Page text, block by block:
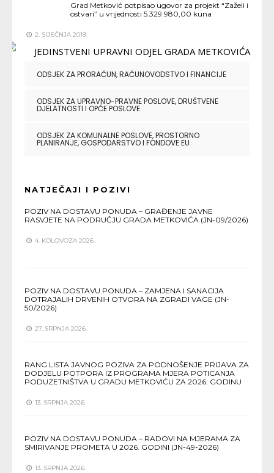
Grad Metković potpisao ugovor za projekt “Zaželi i
ostvari” u vrijednosti 5.329.980,00 kuna
2. SIJEČNJA 2019.
ODSJEK ZA PRORAČUN, RAČUNOVODSTVO I FINANCIJE
ODSJEK ZA UPRAVNO-PRAVNE POSLOVE, DRUŠTVENE
DJELATNOSTI I OPĆE POSLOVE
ODSJEK ZA KOMUNALNE POSLOVE, PROSTORNO
PLANIRANJE, GOSPODARSTVO I FONDOVE EU
NATJEČAJI I POZIVI
POZIV NA DOSTAVU PONUDA – GRAĐENJE JAVNE
RASVJETE NA PODRUČJU GRADA METKOVIĆA (JN-09/2026)
4. KOLOVOZA 2026.
POZIV NA DOSTAVU PONUDA – ZAMJENA I SANACIJA
DOTRAJALIH DRVENIH OTVORA NA ZGRADI VAGE (JN-
50/2026)
27. SRPNJA 2026.
RANG LISTA JAVNOG POZIVA ZA PODNOŠENJE PRIJAVA ZA
DODJELU POTPORA IZ PROGRAMA MJERA POTICANJA
PODUZETNIŠTVA U GRADU METKOVIĆU ZA 2026. GODINU
13. SRPNJA 2026.
POZIV NA DOSTAVU PONUDA – RADOVI NA MJERAMA ZA
SMIRIVANJE PROMETA U 2026. GODINI (JN-49-2026)
13. SRPNJA 2026.